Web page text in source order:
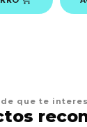
que te